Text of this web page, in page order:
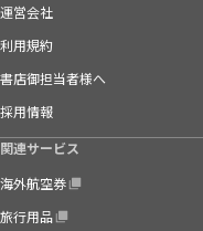
運営会社
利用規約
書店御担当者様へ
採用情報
関連サービス
海外航空券
旅行用品